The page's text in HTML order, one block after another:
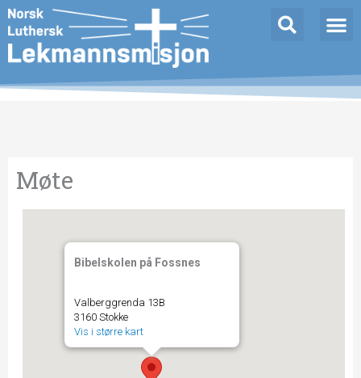
Hopp
rett
til
innholdet
Møte
Bibelskolen på Fossnes
Valberggrenda 13B
3160 Stokke
Vis i større kart